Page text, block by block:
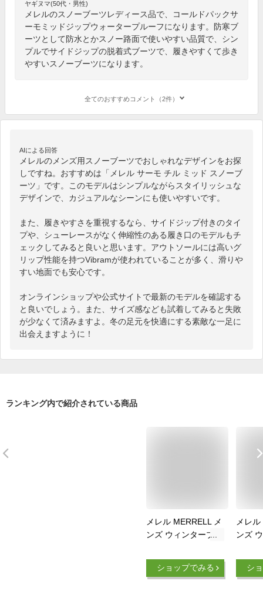
ヤギヌマ(50代・男性)
メレルのスノーブーツレディース品で、コールドパックサ
ーモミッドジップウォータープルーフになります。防寒ブ
ーツとして防水とかスノー路面で使いやすい品質で、シン
プルでサイドジップの脱着式ブーツで、履きやすくて歩き
やすいスノーブーツになります。
全てのおすすめコメント（2件）
AIによる回答
メレルのメンズ用スノーブーツでおしゃれなデザインをお探
しですね。おすすめは「メレル サーモ チル ミッド スノーブ
ーツ」です。このモデルはシンプルながらスタイリッシュな
デザインで、カジュアルなシーンにも使いやすいです。
また、履きやすさを重視するなら、サイドジップ付きのタイ
プや、シューレースがなく伸縮性のある履き口のモデルもチ
ェックしてみると良いと思います。アウトソールには高いグ
リップ性能を持つVibramが使われていることが多く、滑りや
すい地面でも安心です。
オンラインショップや公式サイトで最新のモデルを確認する
と良いでしょう。また、サイズ感なども試着してみると失敗
が少なくて済みますよ。冬の足元を快適にする素敵な一足に
出会えますように！
ランキング内で紹介されている商品
メレル MERRELL メ
ンズ ウィンターブー
サーモ トール ジッ
プ ウォータープルー
ショップでみる
メレ
ンズ
サーモ
プ ウ
シ